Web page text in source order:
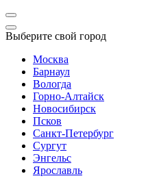
Выберите свой город
Москва
Барнаул
Вологда
Горно-Алтайск
Новосибирск
Псков
Санкт-Петербург
Сургут
Энгельс
Ярославль